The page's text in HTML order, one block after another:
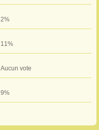
2%
11%
Aucun vote
9%